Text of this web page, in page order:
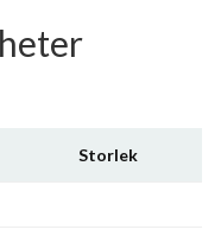
Storlek